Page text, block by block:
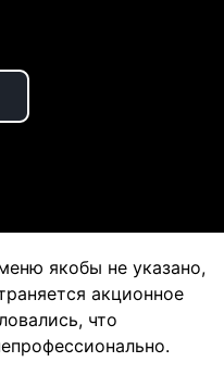
якобы не указано,
акционное
что